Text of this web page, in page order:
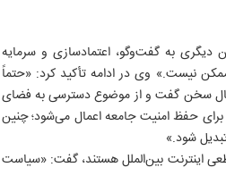
به گفت‌وگو، اعتمادسازی و سرمایه
نیست.» وی در ادامه تأکید کرد: «حتماً
سخن گفت و از موضوع دسترسی به فضای
حفظ امنیت جامعه اعمال می‌شود؛ چنین
شود.»
اینترنت بین‌الملل هستند، گفت: «سیاست